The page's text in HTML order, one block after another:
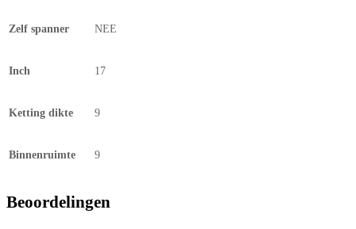
Zelf spanner NEE
Inch 17
Ketting dikte 9
Binnenruimte 9
Beoordelingen